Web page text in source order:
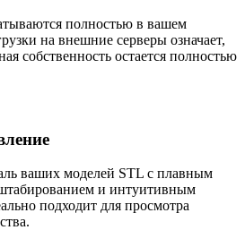
полностью в вашем
на внешние серверы означает,
собственность остается полностью
ваших моделей STL с плавным
и интуитивным
подходит для просмотра